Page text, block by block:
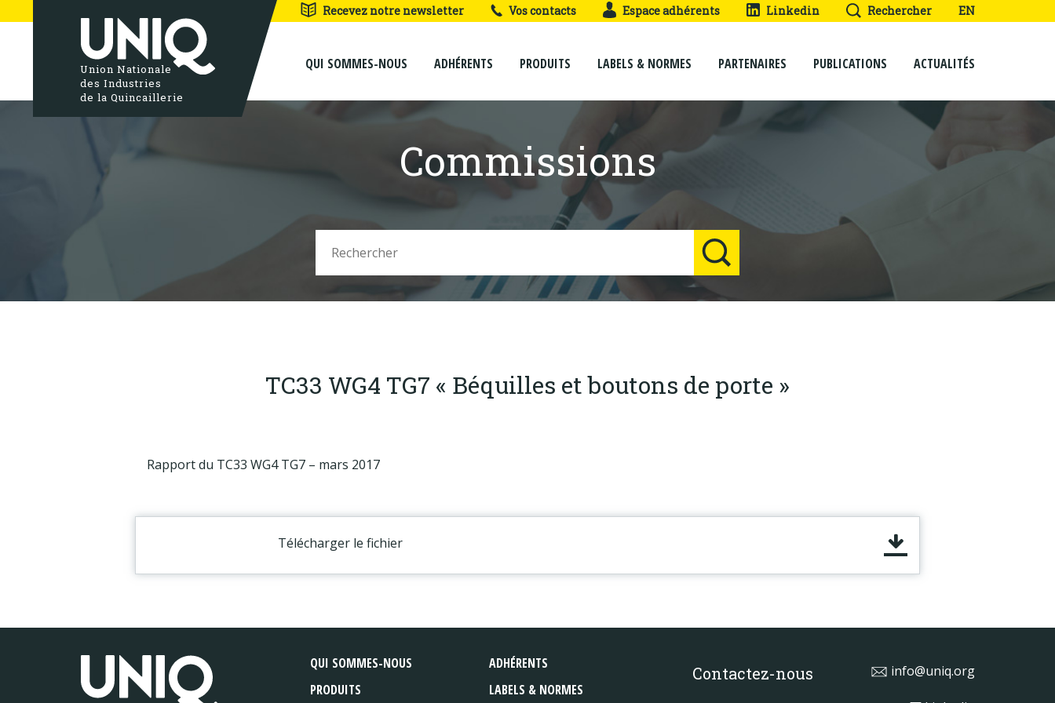
Union Nationale
des Industries
de la Quincaillerie
Recevez notre newsletter Vos contacts Espace adhérents Linkedin Rechercher EN
QUI SOMMES-NOUS ADHÉRENTS PRODUITS LABELS & NORMES PARTENAIRES PUBLICATIONS ACTUALITÉS
Commissions
TC33 WG4 TG7 « Béquilles et boutons de porte »
Rapport du TC33 WG4 TG7 – mars 2017
Télécharger le fichier
QUI SOMMES-NOUS
ADHÉRENTS
PRODUITS
LABELS & NORMES
Contactez-nous info@uniq.org